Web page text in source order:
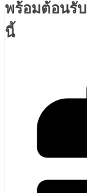
พร้อมต้อนรั
นี้